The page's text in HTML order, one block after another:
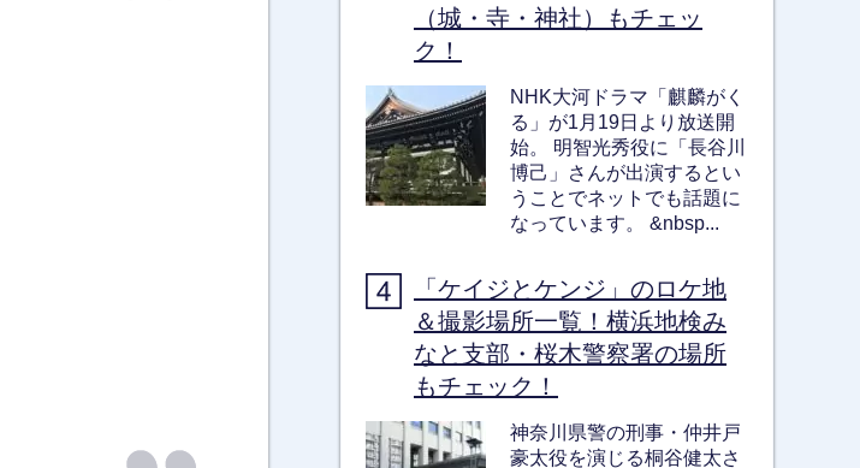
（城・寺・神社）もチェッ
ク！
NHK大河ドラマ「麒麟がく
る」が1月19日より放送開
始。 明智光秀役に「長谷川
博己」さんが出演するとい
うことでネットでも話題に
なっています。 &nbsp...
「ケイジとケンジ」のロケ地
＆撮影場所一覧！横浜地検み
なと支部・桜木警察署の場所
もチェック！
神奈川県警の刑事・仲井戸
豪太役を演じる桐谷健太さ